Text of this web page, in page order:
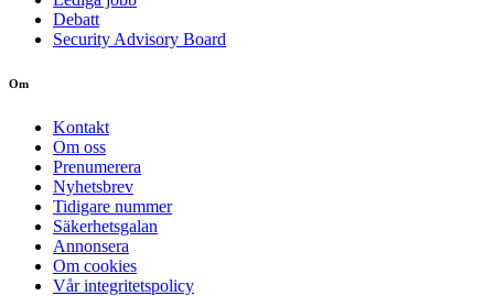
Debatt
Security Advisory Board
Om
Kontakt
Om oss
Prenumerera
Nyhetsbrev
Tidigare nummer
Säkerhetsgalan
Annonsera
Om cookies
Vår integritetspolicy